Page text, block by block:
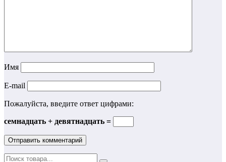
Имя
E-mail
Пожалуйста, введите ответ цифрами:
семнадцать + девятнадцать =